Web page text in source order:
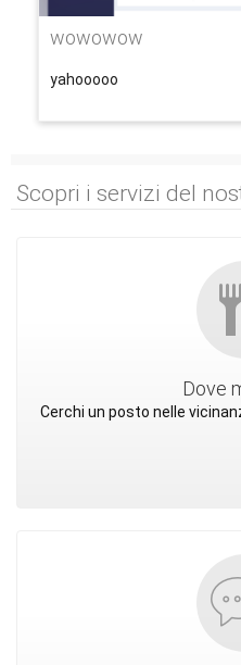
wowowow
yahooooo
Scopri i servizi del
Dove
Cerchi un posto nelle